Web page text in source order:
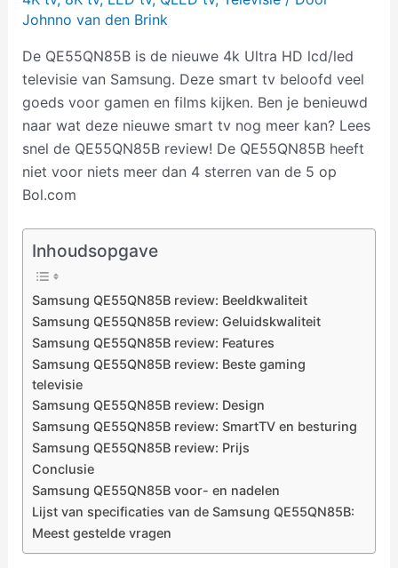
Johnno van den Brink
De QE55QN85B is de nieuwe 4k Ultra HD lcd/led
televisie van Samsung. Deze smart tv beloofd veel
goeds voor gamen en films kijken. Ben je benieuwd
naar wat deze nieuwe smart tv nog meer kan? Lees
snel de QE55QN85B review! De QE55QN85B heeft
niet voor niets meer dan 4 sterren van de 5 op
Bol.com
Inhoudsopgave
Samsung QE55QN85B review: Beeldkwaliteit
Samsung QE55QN85B review: Geluidskwaliteit
Samsung QE55QN85B review: Features
Samsung QE55QN85B review: Beste gaming
televisie
Samsung QE55QN85B review: Design
Samsung QE55QN85B review: SmartTV en besturing
Samsung QE55QN85B review: Prijs
Conclusie
Samsung QE55QN85B voor- en nadelen
Lijst van specificaties van de Samsung QE55QN85B:
Meest gestelde vragen